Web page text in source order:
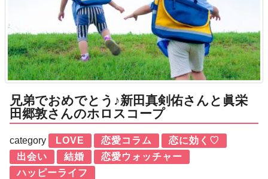
兄弟でおめでとう♪新田真剣佑さんと眞栄
田郷敦さんのホロスコープ
category LOVE 恋愛コラム
恋に効く♡
出会い
結婚
恋愛ウォッチャー
ハッピーライフ